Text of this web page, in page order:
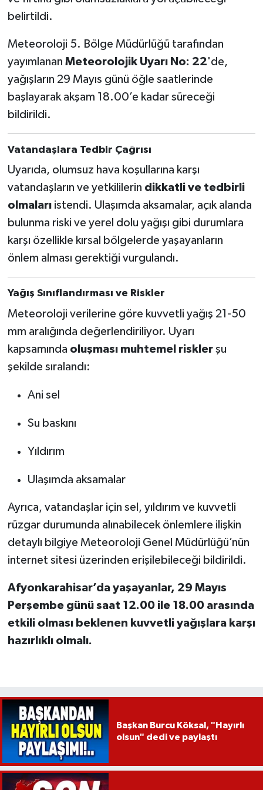
belirtildi.
Meteoroloji 5. Bölge Müdürlüğü tarafından
yayımlanan Meteorolojik Uyarı No: 22'de,
yağışların 29 Mayıs günü öğle saatlerinde
başlayarak akşam 18.00’e kadar süreceği
bildirildi.
Vatandaşlara Tedbir Çağrısı
Uyarıda, olumsuz hava koşullarına karşı
vatandaşların ve yetkililerin dikkatli ve tedbirli
olmalarıistendi. Ulaşımda aksamalar, açık alanda
bulunma riski ve yerel dolu yağışı gibi durumlara
karşı özellikle kırsal bölgelerde yaşayanların
önlem alması gerektiği vurgulandı.
Yağış Sınıflandırması ve Riskler
Meteoroloji verilerine göre kuvvetli yağış 21-50
mm aralığında değerlendiriliyor. Uyarı
kapsamında oluşması muhtemel risklerşu
şekilde sıralandı:
Ani sel
Su baskını
Yıldırım
Ulaşımda aksamalar
Ayrıca, vatandaşlar için sel, yıldırım ve kuvvetli
rüzgar durumunda alınabilecek önlemlere ilişkin
detaylı bilgiye Meteoroloji Genel Müdürlüğü’nün
internet sitesi üzerinden erişilebileceği bildirildi.
Afyonkarahisar’da yaşayanlar, 29 Mayıs
Perşembe günü saat 12.00 ile 18.00 arasında
etkili olması beklenen kuvvetli yağışlara karşı
hazırlıklı olmalı.
Başkan Burcu Köksal, "Hayırlı
olsun" dedi ve paylaştı